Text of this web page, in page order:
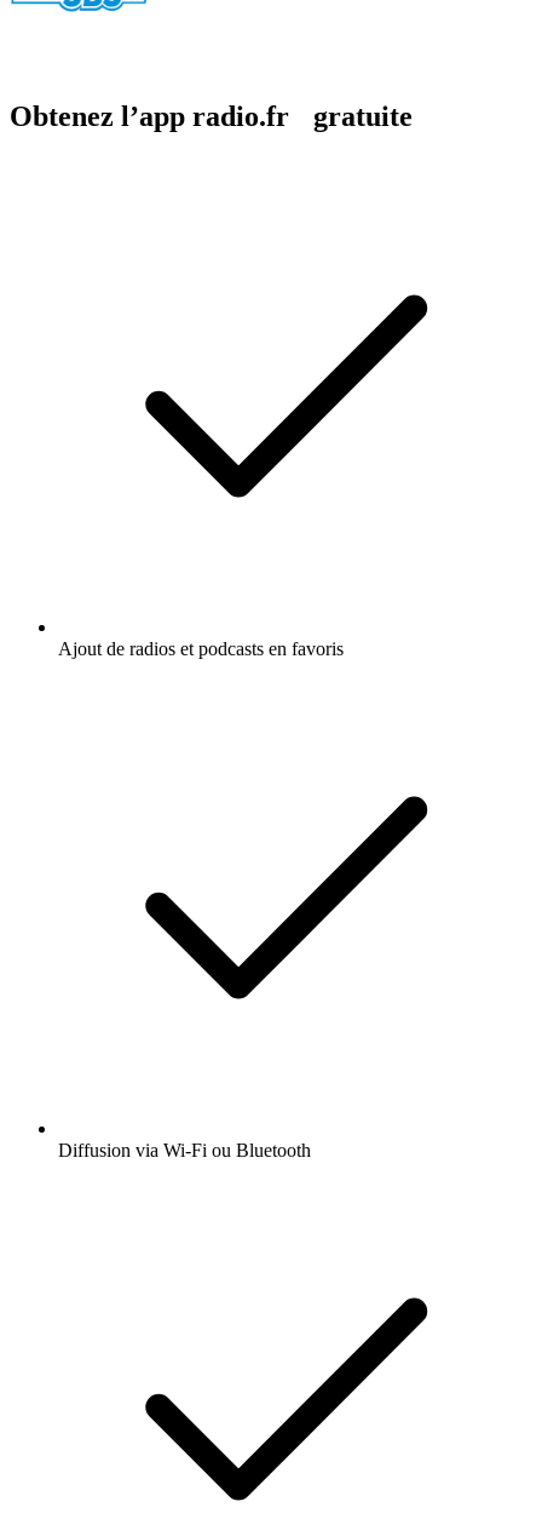
Obtenez l’app radio.fr gratuite
Ajout de radios et podcasts en favoris
Diffusion via Wi-Fi ou Bluetooth